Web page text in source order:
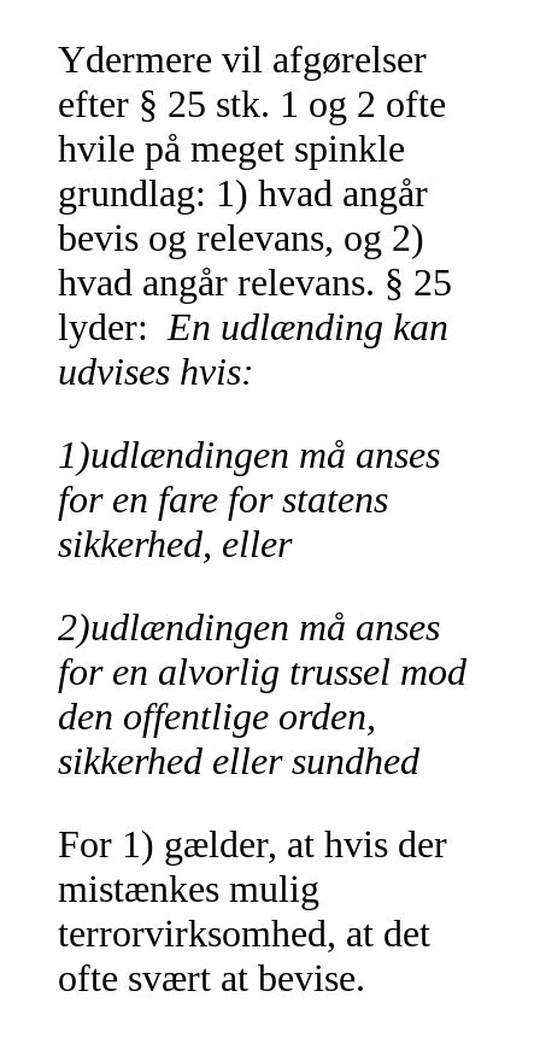
Ydermere vil afgørelser
efter § 25 stk. 1 og 2 ofte
hvile på meget spinkle
grundlag: 1) hvad angår
bevis og relevans, og 2)
hvad angår relevans. § 25
lyder:En udlænding kan
udvises hvis:
1)udlændingen må anses
for en fare for statens
sikkerhed, eller
2)udlændingen må anses
for en alvorlig trussel mod
den offentlige orden,
sikkerhed eller sundhed
For 1) gælder, at hvis der
mistænkes mulig
terrorvirksomhed, at det
ofte svært at bevise.